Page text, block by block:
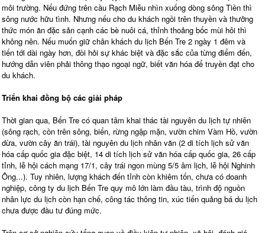
môi trường. Nếu đứng trên cầu Rạch Miễu nhìn xuống dòng sông Tiền thì
sông nước hữu tình. Nhưng nếu cho du khách ngồi trên thuyền và thưởng
thức món ăn đặc sản cạnh các bè nuôi cá, thỉnh thoảng bốc mùi hôi thì
không nên. Nếu muốn giữ chân khách du lịch Bến Tre 2 ngày 1 đêm và
tiến tới dài ngày hơn, đòi hỏi sự khác biệt và đặc sắc của từng điểm đến,
hướng dẫn viên phải thông thạo ngoại ngữ, biết văn hóa để truyền đạt cho
du khách.
Triển khai đồng bộ các giải pháp
Thời gian qua, Bến Tre có quan tâm khai thác tài nguyên du lịch tự nhiên
(sông rạch, cồn trên sông, biển, rừng ngập mặn, vườn chim Vàm Hồ, vườn
dừa, vườn cây ăn trái), tài nguyên du lịch nhân văn (2 di tích lịch sử văn
hóa cấp quốc gia đặc biệt, 14 di tích lịch sử văn hóa cấp quốc gia, 26 cấp
tỉnh, lễ hội cách mạng 17/1, cây trái ngon mùng 5/5 âm lịch, lễ hội Nghinh
Ông...). Tuy nhiên, lượng khách đến tỉnh còn khiêm tốn, chưa có doanh
nghiệp, công ty du lịch Bến Tre quy mô lớn làm đầu tàu, trình độ nguồn
nhân lực du lịch còn hạn chế, công tác thông tin, xúc tiến quảng bá du lịch
chưa được đầu tư đúng mức.